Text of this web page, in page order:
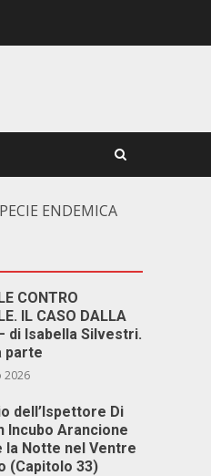
ENDEMICA
CONTRO
IL CASO DALLA
di Isabella Silvestri.
parte
2026
dell’Ispettore Di
Incubo Arancione
la Notte nel Ventre
(Capitolo 33)